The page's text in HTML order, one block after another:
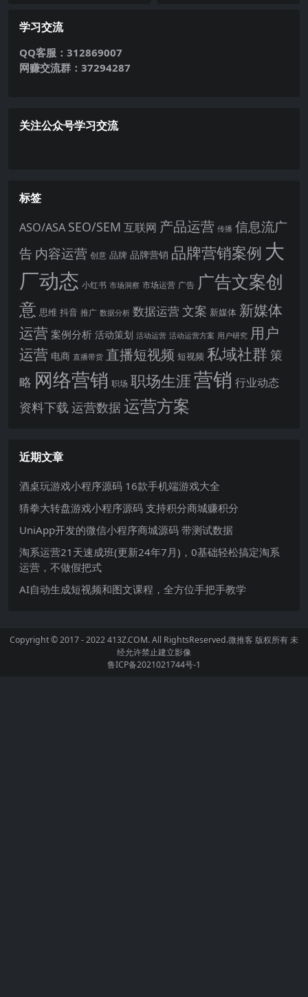
学习交流
QQ客服：312869007
网赚交流群：37294287
关注公众号学习交流
标签
ASO/ASA SEO/SEM 互联网 产品运营 传播 信息流广
告 内容运营 创意 品牌 品牌营销 品牌营销案例 大
厂动态 小红书 市场洞察 市场运营 广告 广告文案创
意 思维 抖音 推广 数据分析 数据运营 文案 新媒体 新媒体
运营 案例分析 活动策划 活动运营 活动运营方案 用户研究 用户
运营 电商 直播带货 直播短视频 短视频 私域社群 策
略 网络营销 职场 职场生涯营销 行业动态
资料下载 运营数据运营方案
近期文章
酒桌玩游戏小程序源码 16款手机端游戏大全
猜拳大转盘游戏小程序源码 支持积分商城赚积分
UniApp开发的微信小程序商城源码 带测试数据
淘系运营21天速成班(更新24年7月)，0基础轻松搞定淘系
运营，不做假把式
AI自动生成短视频和图文课程，全方位手把手教学
Copyright © 2017 - 2022 413Z.COM. All RightsReserved.微推客 版权所有 未
经允许禁止建立影像
鲁ICP备2021021744号-1